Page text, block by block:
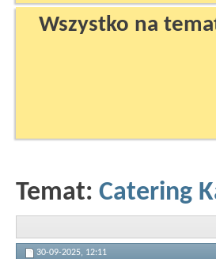
Wszystko na
Temat: Catering
30-09-2025, 12:11